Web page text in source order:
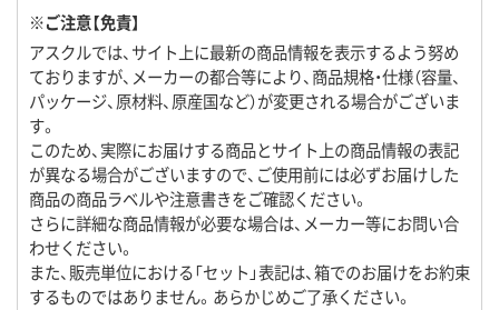
※ご注意【免責】
アスクルでは、サイト上に最新の商品情報を表示するよう努め
ておりますが、メーカーの都合等により、商品規格・仕様（容量、
パッケージ、原材料、原産国など）が変更される場合がございま
す。
このため、実際にお届けする商品とサイト上の商品情報の表記
が異なる場合がございますので、ご使用前には必ずお届けした
商品の商品ラベルや注意書きをご確認ください。
さらに詳細な商品情報が必要な場合は、メーカー等にお問い合
わせください。
また、販売単位における「セット」表記は、箱でのお届けをお約束
するものではありません。あらかじめご了承ください。